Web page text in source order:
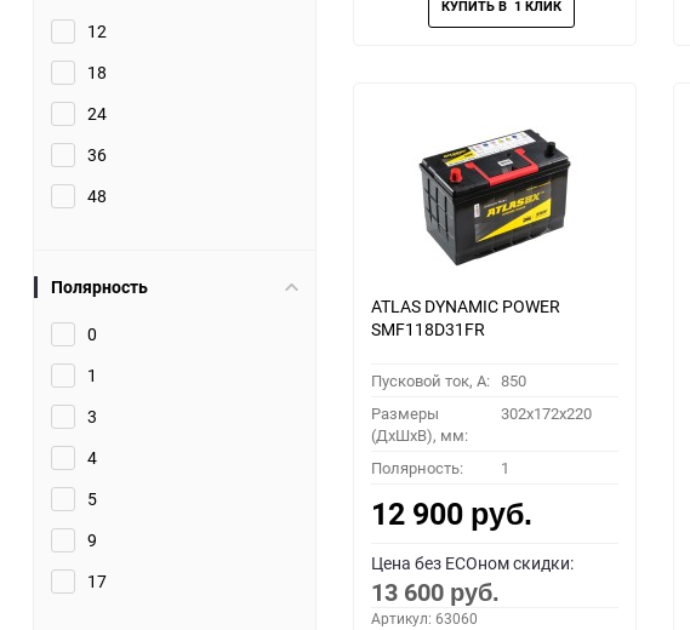
12
18
24
36
48
Полярность
0
1
3
4
5
9
17
ATLAS DYNAMIC POWER
SMF118D31FR
Пусковой ток, A: 850
Размеры
(ДхШхВ), мм:
302x172x220
Полярность: 1
12 900 руб.
Цена без ECOном скидки:
13 600 руб.
Артикул: 63060